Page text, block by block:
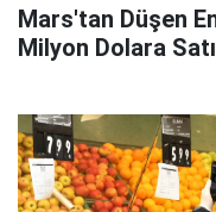
Mars'tan Düşen
Milyon Dolara